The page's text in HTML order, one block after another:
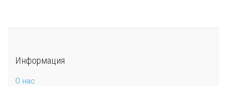
Информация
О нас